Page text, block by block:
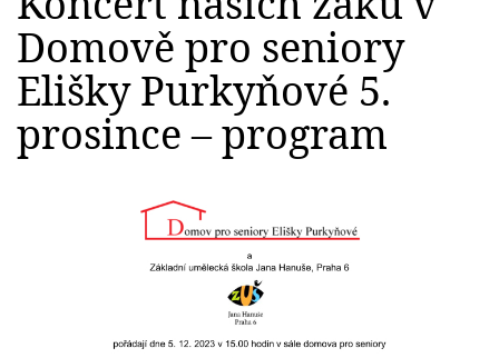
Domově pro seniory
Elišky Purkyňové 5.
prosince – program